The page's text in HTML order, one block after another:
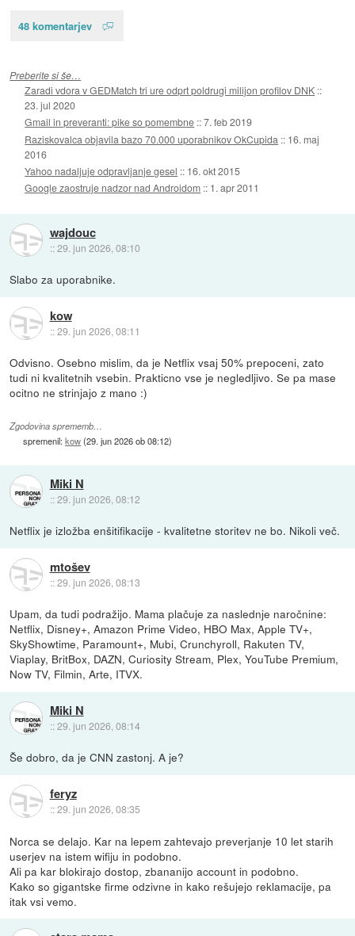
48 komentarjev
Preberite si še…
Zaradi vdora v GEDMatch tri ure odprt poldrugi milijon profilov DNK ::
23. jul 2020
Gmail in preveranti: pike so pomembne ::7. feb 2019
Raziskovalca objavila bazo 70.000 uporabnikov OkCupida :: 16. maj
2016
Yahoo nadaljuje odpravljanje gesel :: 16. okt 2015
Google zaostruje nadzor nad Androidom :: 1. apr 2011
wajdouc
::29. jun 2026, 08:10
Slabo za uporabnike.
kow
::29. jun 2026, 08:11
Odvisno. Osebno mislim, da je Netflix vsaj 50% prepoceni, zato
tudi ni kvalitetnih vsebin. Prakticno vse je negledljivo. Se pa mase
ocitno ne strinjajo z mano :)
Zgodovina sprememb…
spremenil:kow(29. jun 2026 ob 08:12)
Miki N
::29. jun 2026, 08:12
Netflix je izložba enšitifikacije - kvalitetne storitev ne bo. Nikoli več.
mtošev
::29. jun 2026, 08:13
Upam, da tudi podražijo. Mama plačuje za naslednje naročnine:
Netflix, Disney+, Amazon Prime Video, HBO Max, Apple TV+,
SkyShowtime, Paramount+, Mubi, Crunchyroll, Rakuten TV,
Viaplay, BritBox, DAZN, Curiosity Stream, Plex, YouTube Premium,
Now TV, Filmin, Arte, ITVX.
Miki N
::29. jun 2026, 08:14
Še dobro, da je CNN zastonj. A je?
feryz
::29. jun 2026, 08:35
Norca se delajo. Kar na lepem zahtevajo preverjanje 10 let starih
userjev na istem wifiju in podobno.
Ali pa kar blokirajo dostop, zbananijo account in podobno.
Kako so gigantske firme odzivne in kako rešujejo reklamacije, pa
itak vsi vemo.